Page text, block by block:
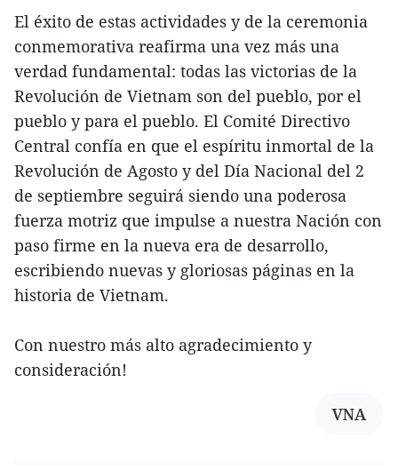
El éxito de estas actividades y de la ceremonia
conmemorativa reafirma una vez más una
verdad fundamental: todas las victorias de la
Revolución de Vietnam son del pueblo, por el
pueblo y para el pueblo. El Comité Directivo
Central confía en que el espíritu inmortal de la
Revolución de Agosto y del Día Nacional del 2
de septiembre seguirá siendo una poderosa
fuerza motriz que impulse a nuestra Nación con
paso firme en la nueva era de desarrollo,
escribiendo nuevas y gloriosas páginas en la
historia de Vietnam.
Con nuestro más alto agradecimiento y
consideración!
VNA